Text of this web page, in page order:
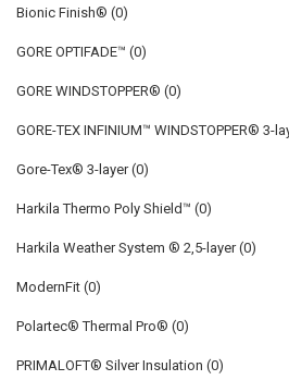
Bionic Finish® (0)
GORE OPTIFADE™ (0)
GORE WINDSTOPPER® (0)
GORE-TEX INFINIUM™ WINDSTOPPER® 3-
Gore-Tex® 3-layer(0)
Harkila Thermo Poly Shield™ (0)
Harkila Weather System ® 2,5-layer(0)
ModernFit (0)
Polartec® Thermal Pro® (0)
PRIMALOFT® Silver Insulation (0)